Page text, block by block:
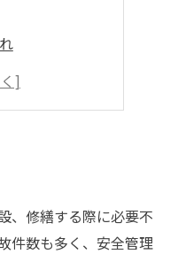
、修繕する際に必要不
件数も多く、安全管理